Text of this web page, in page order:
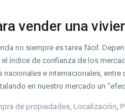
vender una
no siempre es tarea fácil.
índice de confianza de los
nacionales e internacionales,
en nuestro mercado un
de propiedades, Localización,